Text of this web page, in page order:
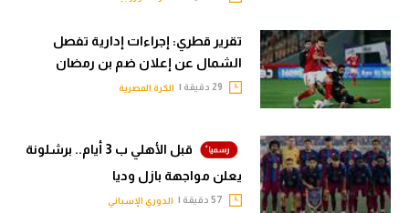
تقرير قطري: إجراءات إدارية تفصل
الشمال عن إعلان ضم بن رمضان
الكرة المصرية
قبل الأهلي ب 3 أيام.. برشلونة
يعلن مواجهة بازل وديا
الدوري الإسباني